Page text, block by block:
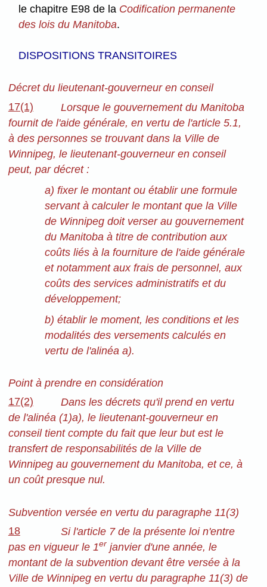
le chapitre E98 de la Codification permanente
des lois du Manitoba.
DISPOSITIONS TRANSITOIRES
Décret du lieutenant-gouverneur en conseil
17(1)
Lorsque le gouvernement du Manitoba
fournit de l'aide générale, en vertu de l'article 5.1,
à des personnes se trouvant dans la Ville de
Winnipeg, le lieutenant-gouverneur en conseil
peut, par décret :
a) fixer le montant ou établir une formule
servant à calculer le montant que la Ville
de Winnipeg doit verser au gouvernement
du Manitoba à titre de contribution aux
coûts liés à la fourniture de l'aide générale
et notamment aux frais de personnel, aux
coûts des services administratifs et du
développement;
b) établir le moment, les conditions et les
modalités des versements calculés en
vertu de l'alinéa a).
Point à prendre en considération
17(2)
Dans les décrets qu'il prend en vertu
de l'alinéa (1)a), le lieutenant-gouverneur en
conseil tient compte du fait que leur but est le
transfert de responsabilités de la Ville de
Winnipeg au gouvernement du Manitoba, et ce, à
un coût presque nul.
Subvention versée en vertu du paragraphe 11(3)
18
Si l'article 7 de la présente loi n'entre
pas en vigueur le 1er janvier d'une année, le
montant de la subvention devant être versée à la
Ville de Winnipeg en vertu du paragraphe 11(3) de